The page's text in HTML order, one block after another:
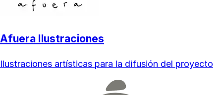
Afuera Ilustraciones
Ilustraciones artísticas para la difusión del proyecto